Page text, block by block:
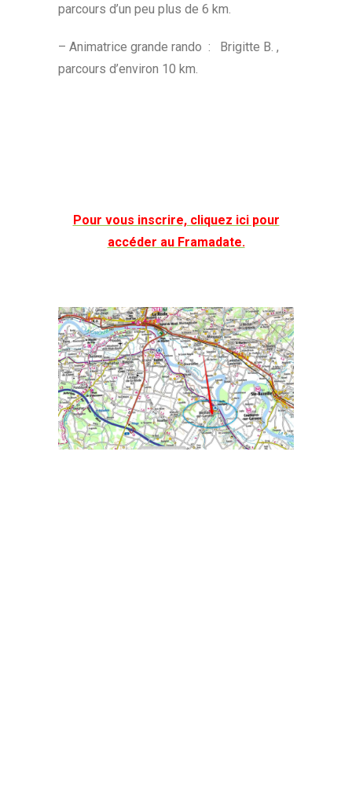
parcours d’un peu plus de 6 km.
– Animatrice grande rando : Brigitte B. ,
parcours d’environ 10 km.
Pour vous inscrire, cliquez ici pour
accéder au Framadate.